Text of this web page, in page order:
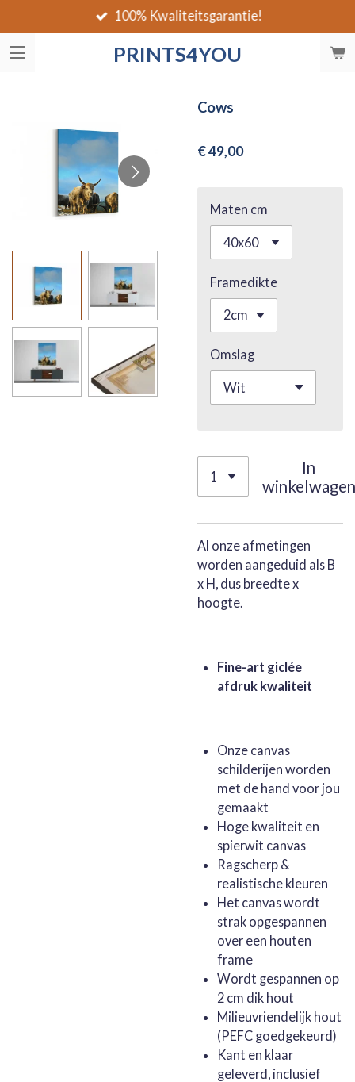
direct
naar
PRINTS4YOU
100% Kwaliteitsgarantie!
Cows
€ 49,00
Maten cm
Framedikte
Omslag
In
winkelwagen
Al onze afmetingen
worden aangeduid als B
x H, dus breedte x
hoogte.
Fine-art giclée
afdruk kwaliteit
Onze canvas
schilderijen worden
met de hand voor jou
gemaakt
Hoge kwaliteit en
spierwit canvas
Ragscherp &
realistische kleuren
Het canvas wordt
strak opgespannen
over een houten
frame
Wordt gespannen op
2 cm dik hout
Milieuvriendelijk hout
(PEFC goedgekeurd)
Kant en klaar
geleverd, inclusief